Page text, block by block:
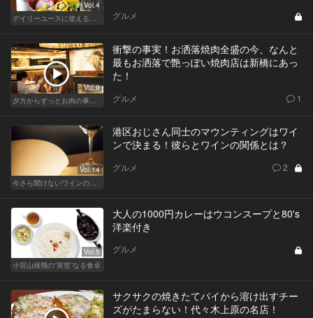
Vol.4
グルメ
Vol.9
衝撃の事実！お洒落焼肉全盛の今、なんと
最もお洒落で艶っぽい焼肉店は新橋にあっ
た！
グルメ 1
Vol.14
港区おじさん同士のマウンティングはワイ
ンで決まる！彼らとワインの関係とは？
グルメ 2
Vol.5
小宮山雄飛の“英世”なる食卓
大人の1000円カレーはウコンスープと80's
洋楽付き
グルメ
サクサクの焼きたてパイから溶け出すチー
ズがたまらない！代々木上原の名店！